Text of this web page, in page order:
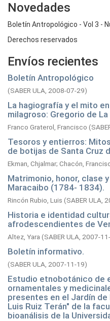
Novedades
Boletín Antropológico - Vol 3 -
Derechos reservados
Envíos recientes
Boletín Antropológico
(SABER ULA, 2008-07-29)
La hagiografía y el mito
milagroso: Gregorio de La
Franco Graterol, Francisco (
Tesoros y entierros:
de botijas de Santa Cruz
Ekman, Chjalmar; Chacón,
Matrimonio, honor, clase
Maracaibo (1784- 1834).
Rincón Rubio, Luis (SABER ULA,
Historia e identidad
afrodescendientes de
Altez, Yara (SABER ULA, 2007-
Boletín informativo.
(SABER ULA, 2007-11-19)
Estudio etnobotánico de
ornamentales y
presentes en el Jardín de
Luis Ruiz Terán" de la
bioanálisis de la